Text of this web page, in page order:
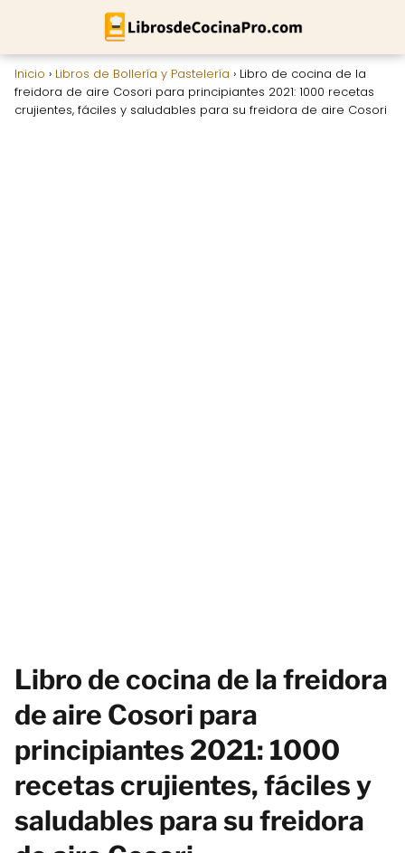
Inicio › Libros de Bollería y Pastelería › Libro de cocina de la
freidora de aire Cosori para principiantes 2021: 1000 recetas
crujientes, fáciles y saludables para su freidora de aire Cosori
Libro de cocina de la freidora
de aire Cosori para
principiantes 2021: 1000
recetas crujientes, fáciles y
saludables para su freidora